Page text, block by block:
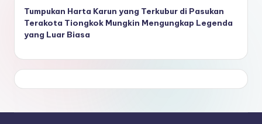
Tumpukan Harta Karun yang Terkubur di Pasukan
Terakota Tiongkok Mungkin Mengungkap Legenda
yang Luar Biasa